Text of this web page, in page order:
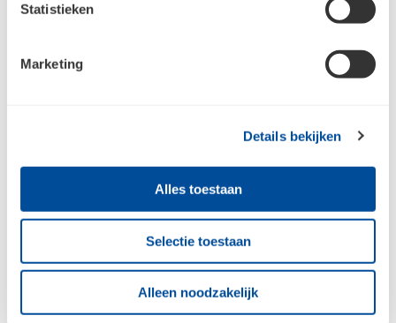
Statistieken
Marketing
Details bekijken
Alles toestaan
Selectie toestaan
Alleen noodzakelijk
Bouwstaalmat PS130A
300x200 cm - 5x150 mm
gegalv.
Vloerafstandhouder Strip
Gesloten 200 cm - 30 mm